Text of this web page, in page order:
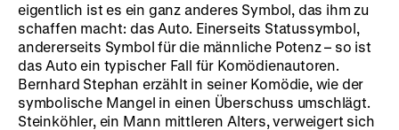
eigentlich ist es ein ganz anderes Symbol, das ihm zu
schaffen macht: das Auto. Einerseits Statussymbol,
andererseits Symbol für die männliche Potenz – so ist
das Auto ein typischer Fall für Komödienautoren.
Bernhard Stephan erzählt in seiner Komödie, wie der
symbolische Mangel in einen Überschuss umschlägt.
Steinköhler, ein Mann mittleren Alters, verweigert sich